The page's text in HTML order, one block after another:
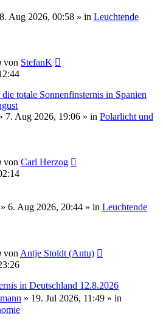
8. Aug 2026, 00:58 » in Leuchtende
von StefanK
totale Sonnenfinsternis in Spanien
7. Aug 2026, 19:06 » in Polarlicht und
von Carl Herzog
» 6. Aug 2026, 20:44 » in Leuchtende
von Antje Stoldt (Antu)
in Deutschland 12.8.2026
» 19. Jul 2026, 11:49 » in